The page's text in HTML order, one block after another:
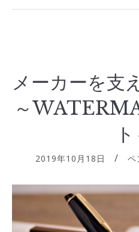
メーカーを支
～
2019年10月18日 ペ